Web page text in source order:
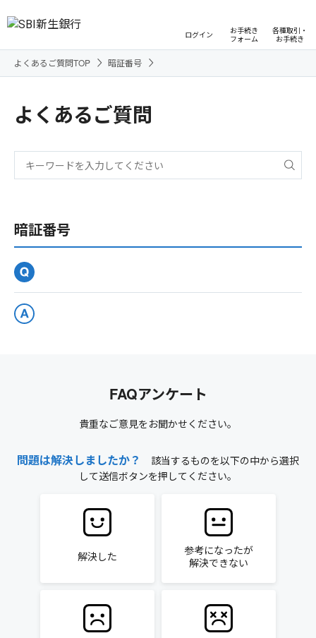
ログイン
お手続き
フォーム
各種取引・
お手続き
よくあるご質問TOP 暗証番号
よくあるご質問
暗証番号
FAQアンケート
貴重なご意見をお聞かせください。
問題は解決しましたか？
該当するものを以下の中から選択
して送信ボタンを押してください。
解決した
参考になったが
解決できない